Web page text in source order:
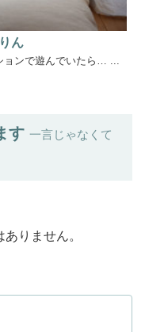
ん
ョンで遊んでいたら… ...
す 一言じゃなくて
りません。